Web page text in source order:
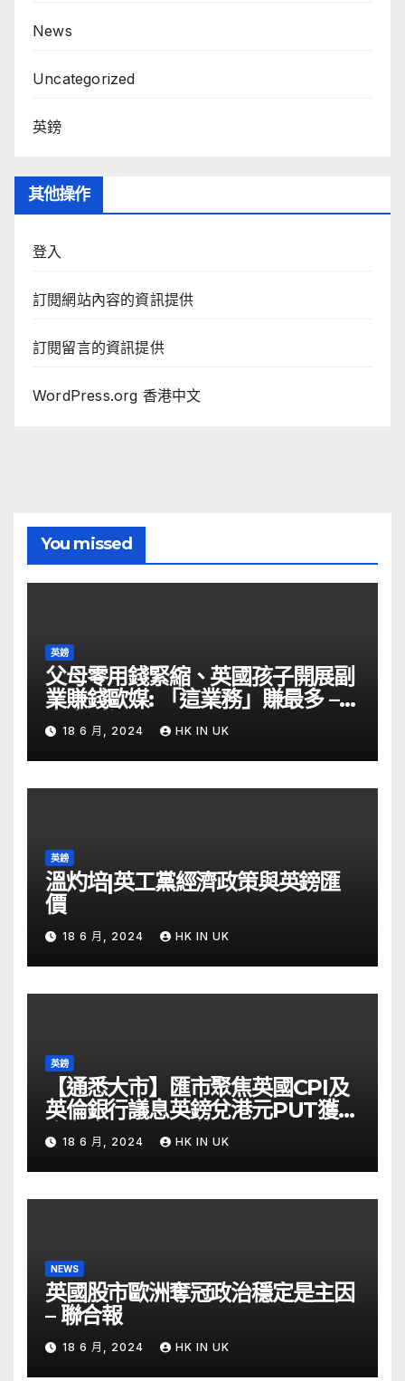
News
Uncategorized
英鎊
其他操作
登入
訂閱網站內容的資訊提供
訂閱留言的資訊提供
WordPress.org 香港中文
You missed
英鎊
父母零用錢緊縮、英國孩子開展副
業賺錢歐媒: 「這業務」賺最多 –
自由財經
18 6 月, 2024 HK IN UK
英鎊
溫灼培|英工黨經濟政策與英鎊匯
價
18 6 月, 2024 HK IN UK
英鎊
【通悉大市】匯市聚焦英國CPI及
英倫銀行議息英鎊兌港元PUT獲資
金留意 – Now 財經
18 6 月, 2024 HK IN UK
NEWS
英國股市歐洲奪冠政治穩定是主因
– 聯合報
18 6 月, 2024 HK IN UK